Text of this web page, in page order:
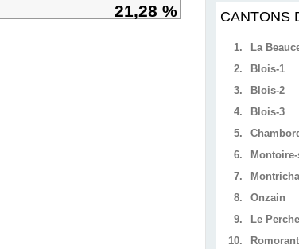
21,28 % CANTONS
1.
La
2.
Blois-1
3.
Blois-2
4.
Blois-3
5.
6.
7.
8.
Onzain
9.
Le Perche
10.